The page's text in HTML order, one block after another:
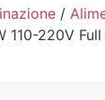
/
110-220V